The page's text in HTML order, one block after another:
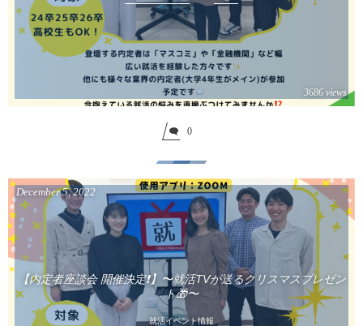
3686 views
0
【内定者座談会 開催決定❗️】〜就活TVが送るクリスマスプレゼン
ト🎁〜
December 5,2022
就活イベント情報